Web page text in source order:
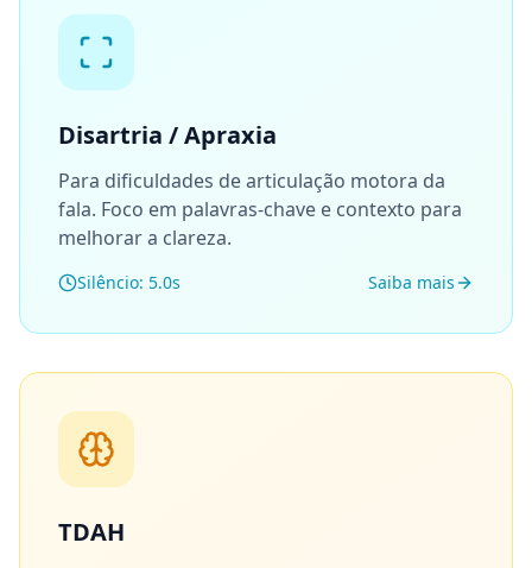
Disartria / Apraxia
Para dificuldades de articulação motora da
fala. Foco em palavras-chave e contexto para
melhorar a clareza.
Silêncio: 5.0s Saiba mais
TDAH